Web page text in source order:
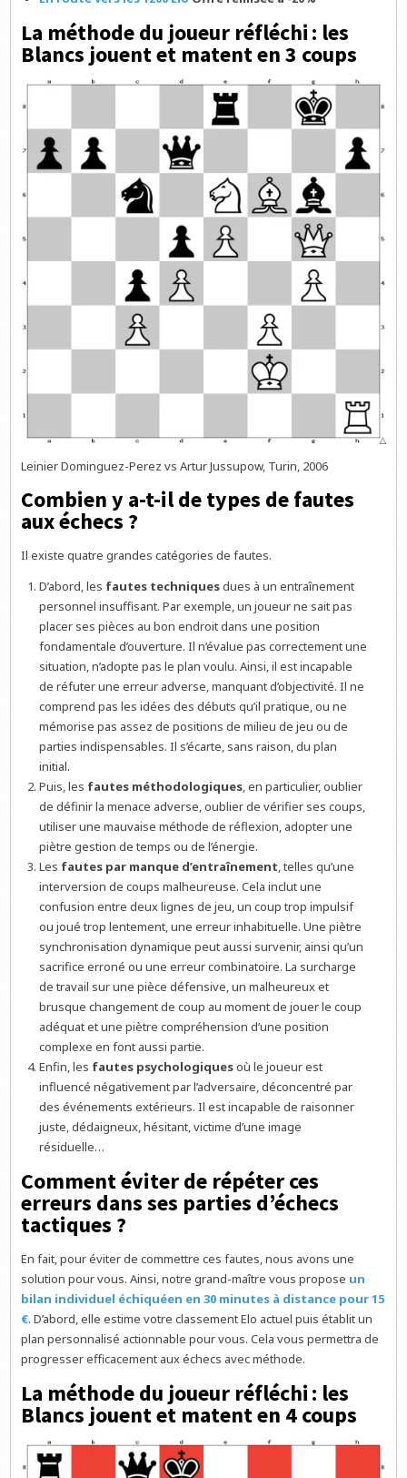
La méthode du joueur réfléchi : les
Blancs jouent et matent en 3 coups
Leinier Dominguez-Perez vs Artur Jussupow, Turin, 2006
Combien y a-t-il de types de fautes
aux échecs ?
Il existe quatre grandes catégories de fautes.
D’abord, les fautes techniquesdues à un entraînement
personnel insuffisant. Par exemple, un joueur ne sait pas
placer ses pièces au bon endroit dans une position
fondamentale d’ouverture. Il n’évalue pas correctement une
situation, n’adopte pas le plan voulu. Ainsi, il est incapable
de réfuter une erreur adverse, manquant d’objectivité. Il ne
comprend pas les idées des débuts qu’il pratique, ou ne
mémorise pas assez de positions de milieu de jeu ou de
parties indispensables. Il s’écarte, sans raison, du plan
initial.
Puis, les fautes méthodologiques, en particulier, oublier
de définir la menace adverse, oublier de vérifier ses coups,
utiliser une mauvaise méthode de réflexion, adopter une
piètre gestion de temps ou de l’énergie.
Les fautes par manque d’entraînement, telles qu’une
interversion de coups malheureuse. Cela inclut une
confusion entre deux lignes de jeu, un coup trop impulsif
ou joué trop lentement, une erreur inhabituelle. Une piètre
synchronisation dynamique peut aussi survenir, ainsi qu’un
sacrifice erroné ou une erreur combinatoire. La surcharge
de travail sur une pièce défensive, un malheureux et
brusque changement de coup au moment de jouer le coup
adéquat et une piètre compréhension d’une position
complexe en font aussi partie.
Enfin, les fautes psychologiquesoù le joueur est
influencé négativement par l’adversaire, déconcentré par
des événements extérieurs. Il est incapable de raisonner
juste, dédaigneux, hésitant, victime d’une image
résiduelle…
Comment éviter de répéter ces
erreurs dans ses parties d’échecs
tactiques ?
En fait, pour éviter de commettre ces fautes, nous avons une
solution pour vous. Ainsi, notre grand-maître vous propose un
bilan individuel échiquéen en 30 minutes à distance pour 15
€. D’abord, elle estime votre classement Elo actuel puis établit un
plan personnalisé actionnable pour vous. Cela vous permettra de
progresser efficacement aux échecs avec méthode.
La méthode du joueur réfléchi : les
Blancs jouent et matent en 4 coups